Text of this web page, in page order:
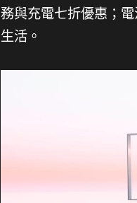
務與充電七折優惠；
生活。